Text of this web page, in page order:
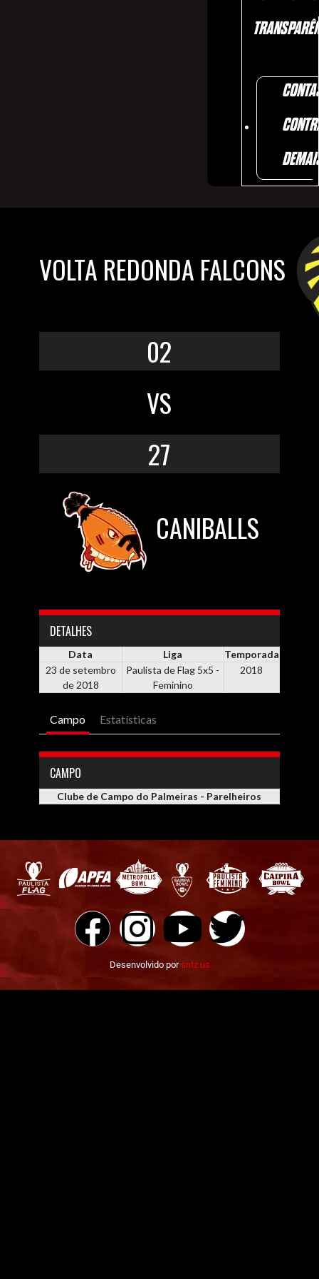
VOLTA REDONDA FALCONS
02
VS
27
CANIBALLS
DETALHES
Data Liga
Temporada
23 de setembro
de 2018
Paulista de Flag 5x5 -
Feminino
2018
Campo Estatísticas
CAMPO
Clube de Campo do Palmeiras - Parelheiros
Desenvolvido porsntz.us